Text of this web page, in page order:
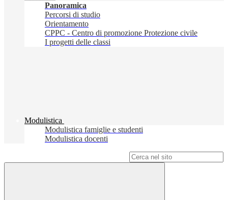
Panoramica
Percorsi di studio
Orientamento
CPPC - Centro di promozione Protezione civile
I progetti delle classi
Modulistica
Modulistica famiglie e studenti
Modulistica docenti